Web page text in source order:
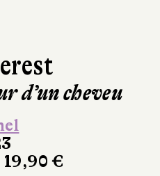
d’un cheveu
19,90 €